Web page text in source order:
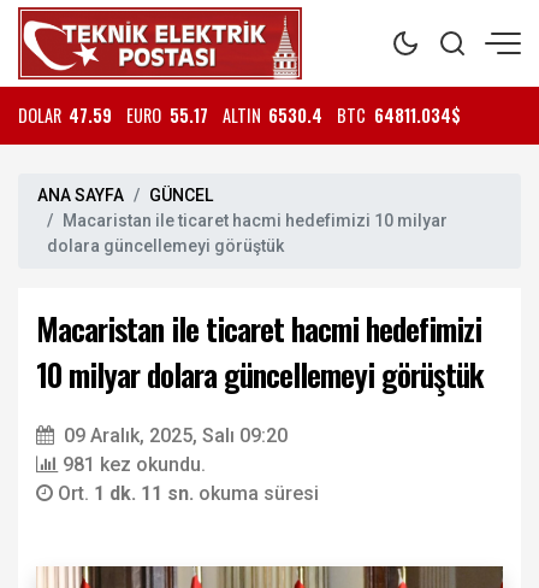
DOLAR 47.59 EURO 55.17 ALTIN 6530.4 BTC 64811.034$
ANA SAYFA
GÜNCEL
Macaristan ile ticaret hacmi hedefimizi 10 milyar
dolara güncellemeyi görüştük
Macaristan ile ticaret hacmi hedefimizi
10 milyar dolara güncellemeyi görüştük
09 Aralık, 2025, Salı 09:20
981 kez okundu.
Ort. 1 dk. 11 sn. okuma süresi